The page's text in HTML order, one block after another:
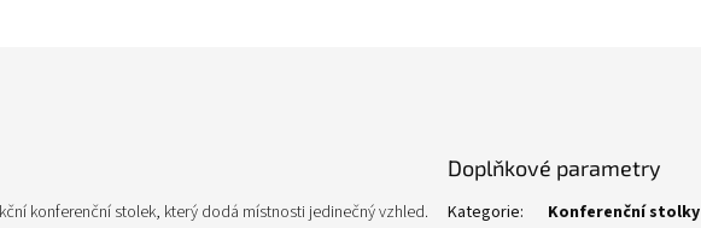
konferenční stolek, který dodá místnosti jedinečný vzhled.
Doplňkové parametry
Kategorie:
Konferenční stolky